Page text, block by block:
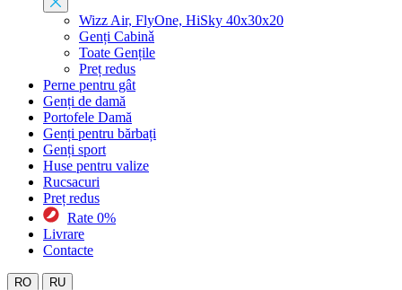
Wizz Air, FlyOne, HiSky 40x30x20
Genți Cabinǎ
Toate Gențile
Preț redus
Perne pentru gât
Genți de damă
Portofele Damă
Genți pentru bărbați
Genți sport
Huse pentru valize
Rucsacuri
Preț redus
Rate 0%
Livrare
Contacte
RO RU